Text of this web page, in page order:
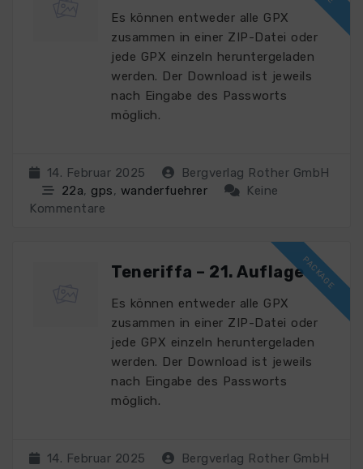
Es können entweder alle GPX
zusammen in einer ZIP-Datei oder
jede GPX einzeln heruntergeladen
werden. Der Download ist jeweils
nach Eingabe des Passworts
möglich.
14. Februar 2025
Bergverlag Rother GmbH
22a, gps, wanderfuehrer
Keine
Kommentare
Teneriffa – 21. Auflage
Es können entweder alle GPX
zusammen in einer ZIP-Datei oder
jede GPX einzeln heruntergeladen
werden. Der Download ist jeweils
nach Eingabe des Passworts
möglich.
14. Februar 2025 Bergverlag Rother GmbH